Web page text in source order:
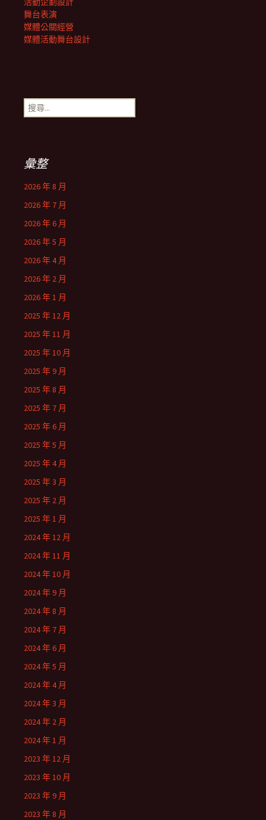
舞台表演
媒體公關經營
媒體活動舞台設計
搜
尋
彙整
2026 年 8 月
2026 年 7 月
2026 年 6 月
2026 年 5 月
2026 年 4 月
2026 年 2 月
2026 年 1 月
2025 年 12 月
2025 年 11 月
2025 年 10 月
2025 年 9 月
2025 年 8 月
2025 年 7 月
2025 年 6 月
2025 年 5 月
2025 年 4 月
2025 年 3 月
2025 年 2 月
2025 年 1 月
2024 年 12 月
2024 年 11 月
2024 年 10 月
2024 年 9 月
2024 年 8 月
2024 年 7 月
2024 年 6 月
2024 年 5 月
2024 年 4 月
2024 年 3 月
2024 年 2 月
2024 年 1 月
2023 年 12 月
2023 年 10 月
2023 年 9 月
2023 年 8 月